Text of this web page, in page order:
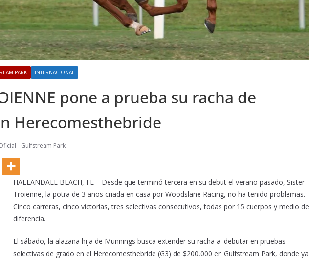
PARK INTERNACIONAL
pone a prueba su racha de
Herecomesthebride
- Gulfstream Park
HALLANDALE BEACH, FL – Desde que terminó tercera en su debut el verano pasado, Sister
Troienne, la potra de 3 años criada en casa por Woodslane Racing, no ha tenido problemas.
Cinco carreras, cinco victorias, tres selectivas consecutivos, todas por 15 cuerpos y medio de
diferencia.
El sábado, la alazana hija de Munnings busca extender su racha al debutar en pruebas
selectivas de grado en el Herecomesthebride (G3) de $200,000 en Gulfstream Park, donde ya